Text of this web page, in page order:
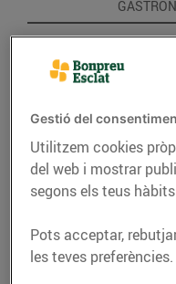
Gestió del
Utilitzem cookies
del web i mostrar
segons els teus
Pots acceptar,
les teves preferències.